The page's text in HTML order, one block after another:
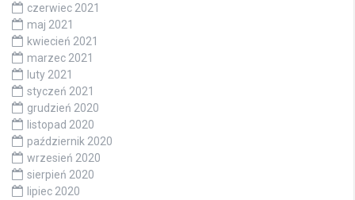
czerwiec 2021
maj 2021
kwiecień 2021
marzec 2021
luty 2021
styczeń 2021
grudzień 2020
listopad 2020
październik 2020
wrzesień 2020
sierpień 2020
lipiec 2020